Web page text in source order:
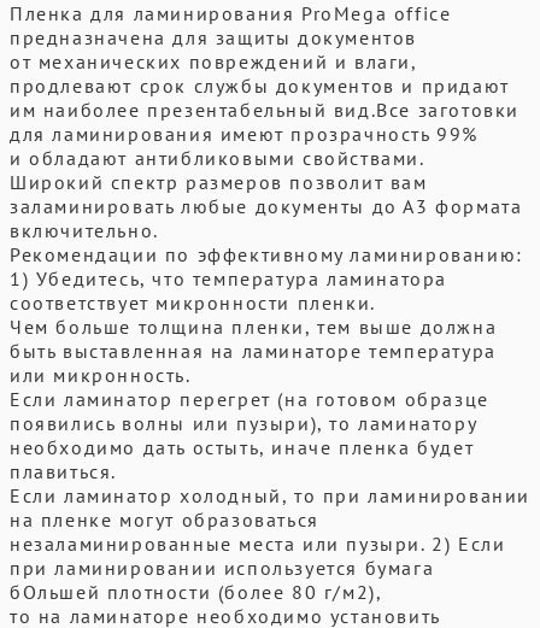
Пленка для ламинирования ProMega office
предназначена для защиты документов
от механических повреждений и влаги,
продлевают срок службы документов и придают
им наиболее презентабельный вид.Все заготовки
для ламинирования имеют прозрачность 99%
и обладают антибликовыми свойствами.
Широкий спектр размеров позволит вам
заламинировать любые документы до А3 формата
включительно.
Рекомендации по эффективному ламинированию:
1) Убедитесь, что температура ламинатора
соответствует микронности пленки.
Чем больше толщина пленки, тем выше должна
быть выставленная на ламинаторе температура
или микронность.
Если ламинатор перегрет (на готовом образце
появились волны или пузыри), то ламинатору
необходимо дать остыть, иначе пленка будет
плавиться.
Если ламинатор холодный, то при ламинировании
на пленке могут образоваться
незаламинированные места или пузыри. 2) Если
при ламинировании используется бумага
бОльшей плотности (более 80 г/м2),
то на ламинаторе необходимо установить